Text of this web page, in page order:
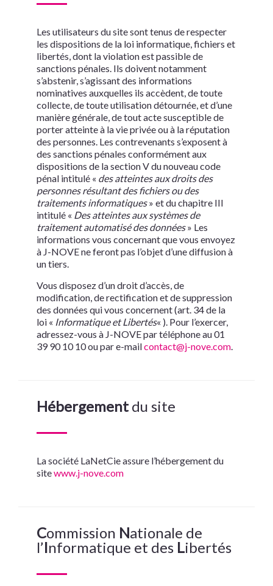
Les utilisateurs du site sont tenus de respecter
les dispositions de la loi informatique, fichiers et
libertés, dont la violation est passible de
sanctions pénales. Ils doivent notamment
s’abstenir, s’agissant des informations
nominatives auxquelles ils accèdent, de toute
collecte, de toute utilisation détournée, et d’une
manière générale, de tout acte susceptible de
porter atteinte à la vie privée ou à la réputation
des personnes. Les contrevenants s’exposent à
des sanctions pénales conformément aux
dispositions de la section V du nouveau code
pénal intitulé « des atteintes aux droits des
personnes résultant des fichiers ou des
traitements informatiques» et du chapitre III
intitulé « Des atteintes aux systèmes de
traitement automatisé des données» Les
informations vous concernant que vous envoyez
à J-NOVEne feront pas l’objet d’une diffusion à
un tiers.
Vous disposez d’un droit d’accès, de
modification, de rectification et de suppression
des données qui vous concernent (art. 34 de la
loi « Informatique et Libertés« ). Pour l’exercer,
adressez-vous à J-NOVE par téléphone au 01
39 90 10 10 ou par e-mailcontact@j-nove.com.
Hébergementdu site
La société LaNetCie assure l’hébergement du
sitewww.j-nove.com
Commission Nationale de
l’Informatique et des Libertés